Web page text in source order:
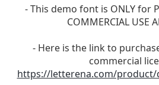
- This demo font is ONLY for
COMMERCIAL USE
- Here is the link to
commercial
https://letterena.com/